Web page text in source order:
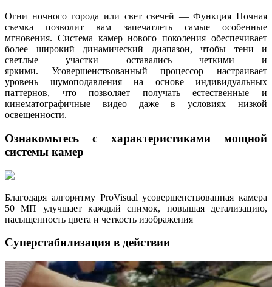
Огни ночного города или свет свечей — Функция Ночная
съемка позволит вам запечатлеть самые особенные
мгновения. Система камер нового поколения обеспечивает
более широкий динамический диапазон, чтобы тени и
светлые участки оставались четкими и
яркими. Усовершенствованный процессор настраивает
уровень шумоподавления на основе индивидуальных
паттернов, что позволяет получать естественные и
кинематографичные видео даже в условиях низкой
освещенности.
Ознакомьтесь с характеристиками мощной
системы камер
Благодаря алгоритму ProVisual усовершенствованная камера
50 МП улучшает каждый снимок, повышая детализацию,
насыщенность цвета и четкость изображения
Суперстабилизация в действии